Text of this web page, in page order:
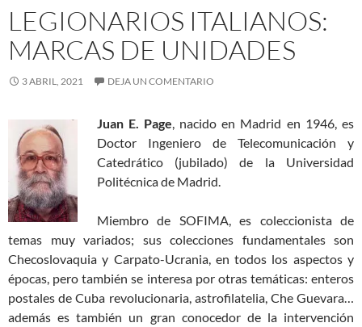
LEGIONARIOS ITALIANOS:
MARCAS DE UNIDADES
3 ABRIL, 2021 DEJA UN COMENTARIO
Juan E. Page, nacido en Madrid en 1946, es
Doctor Ingeniero de Telecomunicación y
Catedrático (jubilado) de la Universidad
Politécnica de Madrid.
Miembro de SOFIMA, es coleccionista de
temas muy variados; sus colecciones fundamentales son
Checoslovaquia y Carpato-Ucrania, en todos los aspectos y
épocas, pero también se interesa por otras temáticas: enteros
postales de Cuba revolucionaria, astrofilatelia, Che Guevara…
además es también un gran conocedor de la intervención